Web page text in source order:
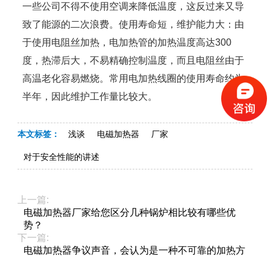
一些公司不得不使用空调来降低温度，这反过来又导
致了能源的二次浪费。使用寿命短，维护能力大：由
于使用电阻丝加热，电加热管的加热温度高达300
度，热滞后大，不易精确控制温度，而且电阻丝由于
高温老化容易燃烧。常用电加热线圈的使用寿命约为
半年，因此维护工作量比较大。
本文标签： 浅谈 电磁加热器 厂家
对于安全性能的讲述
上一篇:
电磁加热器厂家给您区分几种锅炉相比较有哪些优
势？
下一篇:
电磁加热器争议声音，会认为是一种不可靠的加热方